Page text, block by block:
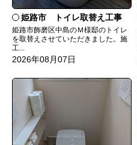
姫路市 トイレ取替え工事
姫路市飾磨区中島のＭ様邸のトイレ
を取替えさせていただきました。施
工...
2026年08月07日